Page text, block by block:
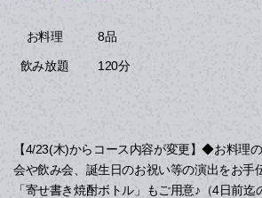
お料理 8品
飲み放題 120分
【4/23(木)からコース内容が変更】◆お料理
会や飲み会、誕生日のお祝い等の演出をお手
「寄せ書き焼酎ボトル」もご用意♪（4日前